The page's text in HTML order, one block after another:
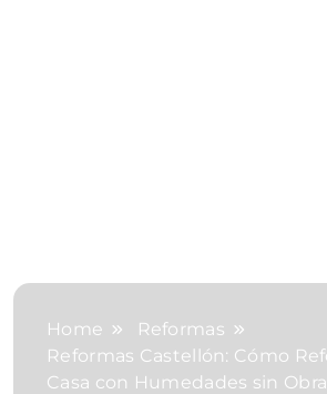
Home
Reformas
Reformas Castellón: Cómo
Casa con Humedades sin